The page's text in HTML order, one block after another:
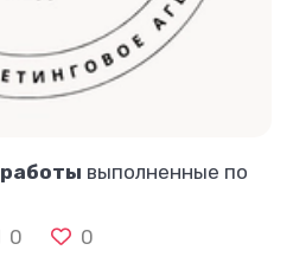
работы выполненные по
0 0